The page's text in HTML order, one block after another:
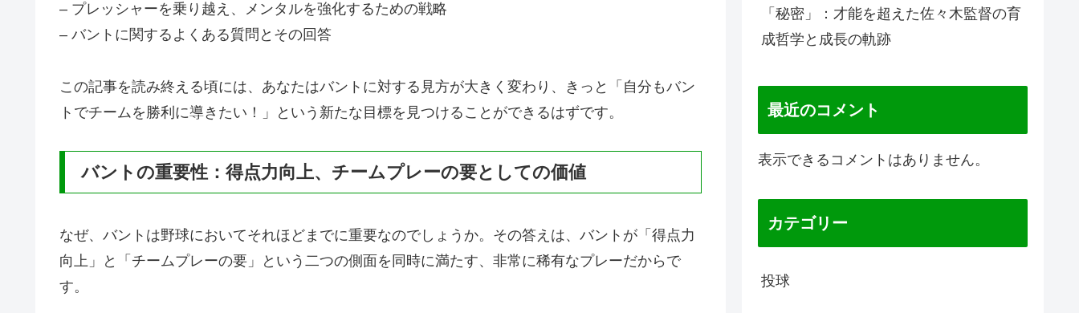
– プレッシャーを乗り越え、メンタルを強化するための戦略
– バントに関するよくある質問とその回答
この記事を読み終える頃には、あなたはバントに対する見方が大きく変わり、きっと「自分もバン
トでチームを勝利に導きたい！」という新たな目標を見つけることができるはずです。
バントの重要性：得点力向上、チームプレーの要としての価値
なぜ、バントは野球においてそれほどまでに重要なのでしょうか。その答えは、バントが「得点力
向上」と「チームプレーの要」という二つの側面を同時に満たす、非常に稀有なプレーだからで
す。
「秘密」：才能を超えた佐々木監督の育
成哲学と成長の軌跡
最近のコメント
表示できるコメントはありません。
カテゴリー
投球